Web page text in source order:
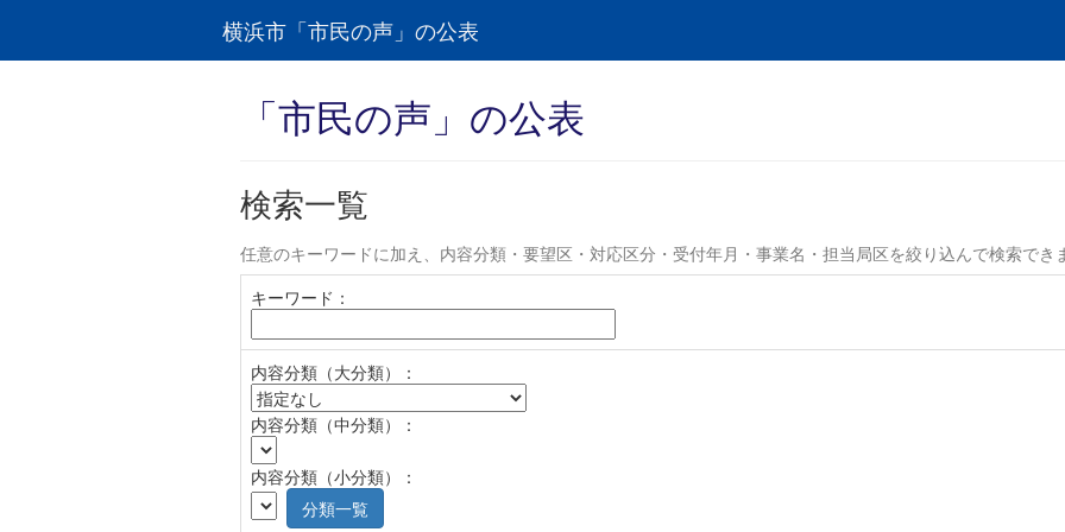
横浜市「市民の声」の公表
「市民の声」の公表
検索一覧
任意のキーワードに加え、内容分類・要望区・対応区分・受付年月・事業名・担当局区を絞り込んで検索でき
キーワード：
内容分類（大分類）：
内容分類（中分類）：
内容分類（小分類）：
分類一覧